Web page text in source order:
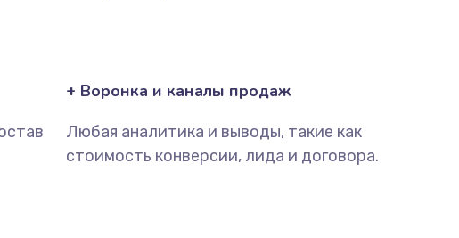
+ Воронка и каналы продаж
Любая аналитика и выводы, такие как
стоимость конверсии, лида и договора.